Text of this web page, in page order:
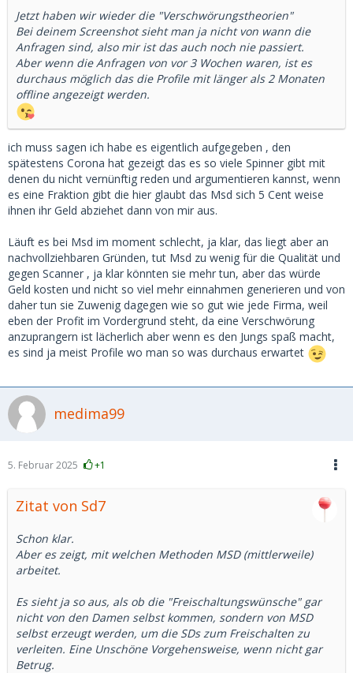
Jetzt haben wir wieder die "Verschwörungstheorien"
Bei deinem Screenshot sieht man ja nicht von wann die
Anfragen sind, also mir ist das auch noch nie passiert.
Aber wenn die Anfragen von vor 3 Wochen waren, ist es
durchaus möglich das die Profile mit länger als 2 Monaten
offline angezeigt werden.
ich muss sagen ich habe es eigentlich aufgegeben , den
spätestens Corona hat gezeigt das es so viele Spinner gibt mit
denen du nicht vernünftig reden und argumentieren kannst, wenn
es eine Fraktion gibt die hier glaubt das Msd sich 5 Cent weise
ihnen ihr Geld abziehet dann von mir aus.
Läuft es bei Msd im moment schlecht, ja klar, das liegt aber an
nachvollziehbaren Gründen, tut Msd zu wenig für die Qualität und
gegen Scanner , ja klar könnten sie mehr tun, aber das würde
Geld kosten und nicht so viel mehr einnahmen generieren und von
daher tun sie Zuwenig dagegen wie so gut wie jede Firma, weil
eben der Profit im Vordergrund steht, da eine Verschwörung
anzuprangern ist lächerlich aber wenn es den Jungs spaß macht,
es sind ja meist Profile wo man so was durchaus erwartet
medima99
5. Februar 2025 +1
Zitat von Sd7
Schon klar.
Aber es zeigt, mit welchen Methoden MSD (mittlerweile)
arbeitet.
Es sieht ja so aus, als ob die "Freischaltungswünsche" gar
nicht von den Damen selbst kommen, sondern von MSD
selbst erzeugt werden, um die SDs zum Freischalten zu
verleiten. Eine Unschöne Vorgehensweise, wenn nicht gar
Betrug.